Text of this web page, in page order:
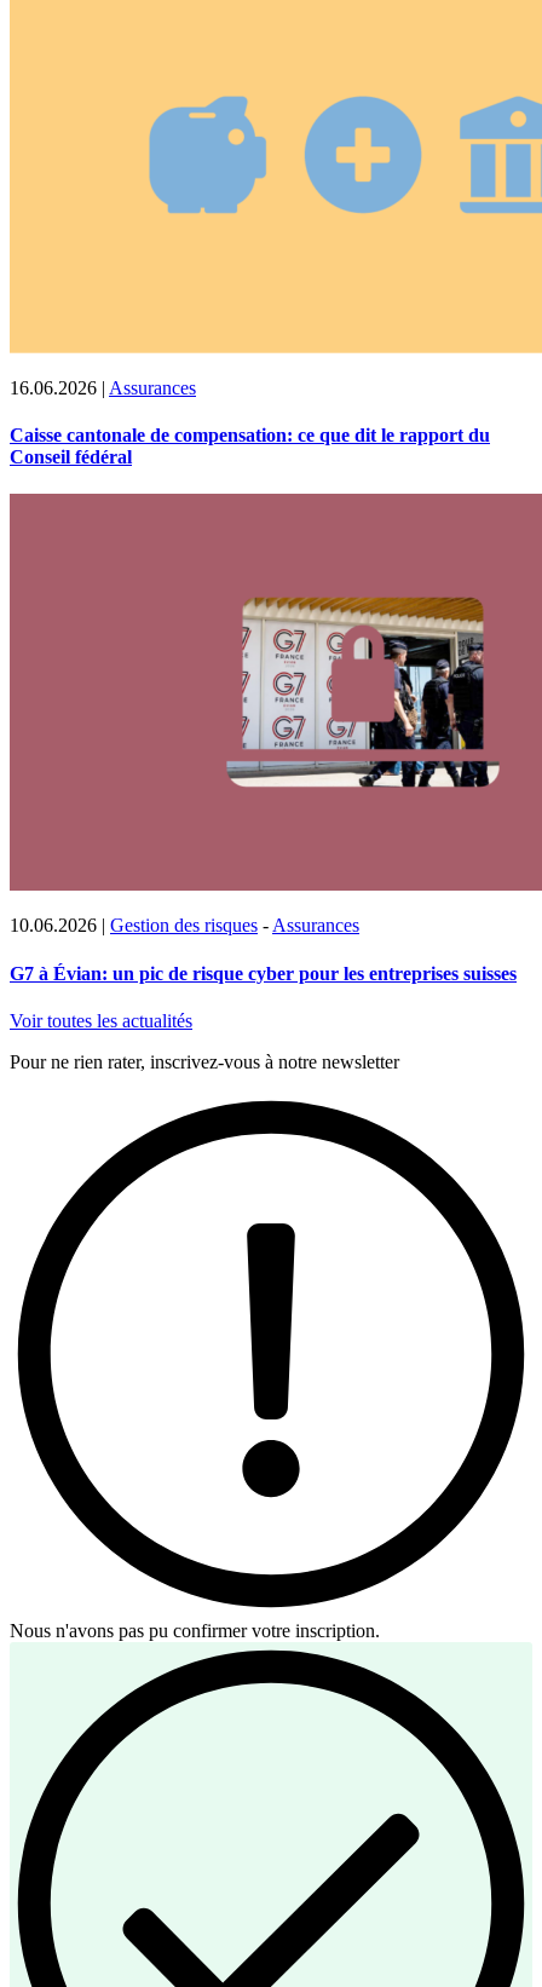
16.06.2026 | Assurances
Caisse cantonale de compensation: ce que dit le rapport du
Conseil fédéral
10.06.2026 | Gestion des risques - Assurances
G7 à Évian: un pic de risque cyber pour les entreprises suisses
Voir toutes les actualités
Pour ne rien rater, inscrivez-vous à notre newsletter
Nous n'avons pas pu confirmer votre inscription.